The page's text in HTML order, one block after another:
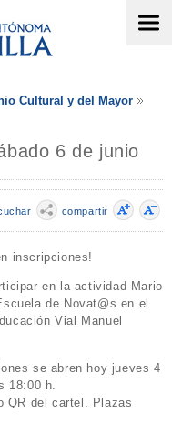
Cultural y del Mayor
6 de junio
compartir
inscripciones!
en la actividad Mario
de Novat@s en el
Vial Manuel
se abren hoy jueves 4
18:00 h.
QR del cartel. Plazas